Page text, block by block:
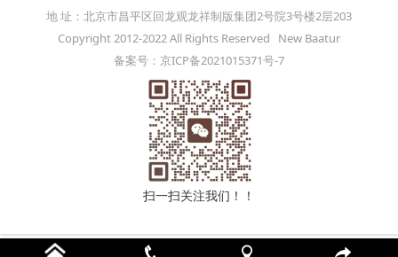
地 址：北京市昌平区回龙观龙祥制版集团2号院3号楼2层203
Copyright 2012-2022 All Rights Reserved New Baatur
备案号：京ICP备2021015371号-7
扫一扫关注我们！！